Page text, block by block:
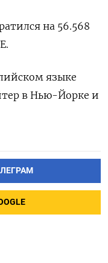
​на 56.568
‌языке
в Нью-Йорке ‌и